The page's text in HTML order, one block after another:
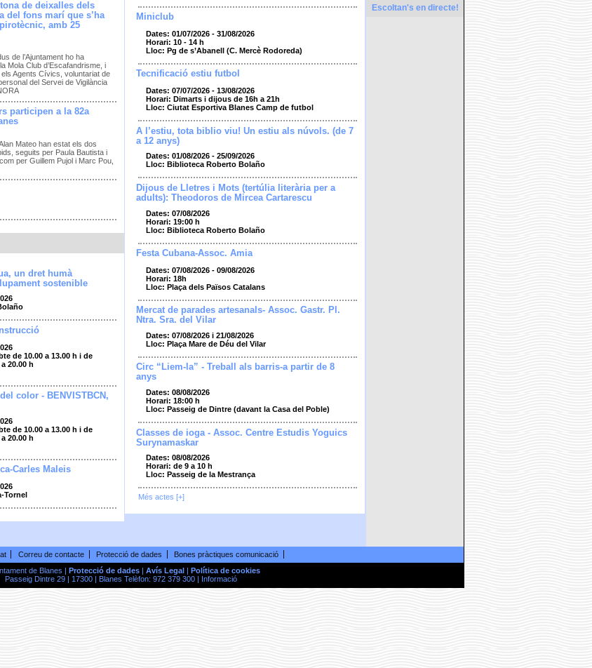
de deixalles dels
del fons marí que s’ha
amb 25
de l’Ajuntament ho ha
Mola Club d’Escafandrisme, i
els Agents Cívics, voluntariat de
del Servei de Vigilància
participen a la 82a
Mateo han estat els dos
seguits per Paula Bautista i
per Guillem Pujol i Marc Pou,
un dret humà
sostenible
de 10.00 a 13.00 h i de
20.00 h
color - BENVISTBCN,
de 10.00 a 13.00 h i de
20.00 h
Carles Maleis
Tornel
Miniclub
Dates: 01/07/2026 - 31/08/2026
Horari: 10 - 14 h
Lloc: Pg de s’Abanell (C. Mercè Rodoreda)
Tecnificació estiu futbol
Dates: 07/07/2026 - 13/08/2026
Horari: Dimarts i dijous de 16h a 21h
Lloc: Ciutat Esportiva Blanes Camp de futbol
A l’estiu, tota biblio viu! Un estiu als núvols. (de 7
a 12 anys)
Dates: 01/08/2026 - 25/09/2026
Lloc: Biblioteca Roberto Bolaño
Dijous de Lletres i Mots (tertúlia literària per a
adults): Theodoros de Mircea Cartarescu
Dates: 07/08/2026
Horari: 19:00 h
Lloc: Biblioteca Roberto Bolaño
Festa Cubana-Assoc. Amia
Dates: 07/08/2026 - 09/08/2026
Horari: 18h
Lloc: Plaça dels Països Catalans
Mercat de parades artesanals- Assoc. Gastr. Pl.
Ntra. Sra. del Vilar
Dates: 07/08/2026 i 21/08/2026
Lloc: Plaça Mare de Déu del Vilar
Circ “Liem-la” - Treball als barris-a partir de 8
anys
Dates: 08/08/2026
Horari: 18:00 h
Lloc: Passeig de Dintre (davant la Casa del Poble)
Classes de ioga - Assoc. Centre Estudis Yoguics
Surynamaskar
Dates: 08/08/2026
Horari: de 9 a 10 h
Lloc: Passeig de la Mestrança
Més actes [+]
Escoltan's en directe!
Correu de contacte Protecció de dades
Bones pràctiques comunicació
de Blanes |
Protecció de dades| Avís Legal
Política de cookies
Passeig Dintre 29 | 17300 | Blanes Telèfon: 972 379 300 |
Informació